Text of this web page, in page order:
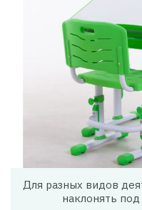
Для разных видов
наклонять